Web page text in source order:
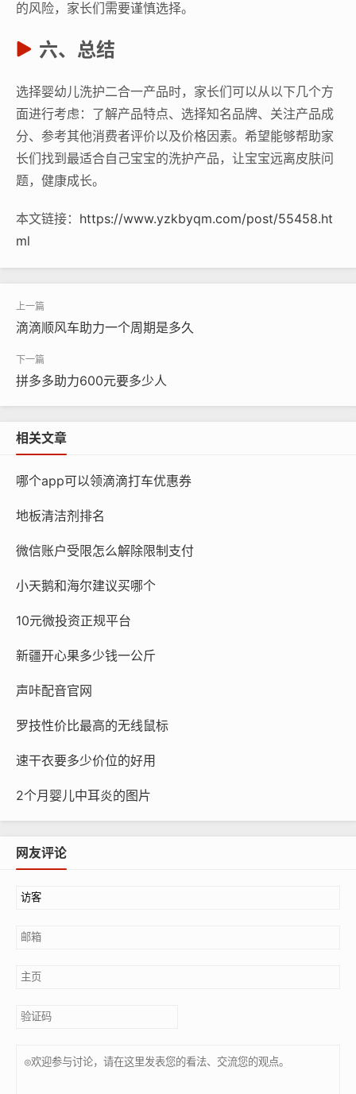
的风险，家长们需要谨慎选择。
六、总结
选择婴幼儿洗护二合一产品时，家长们可以从以下几个方
面进行考虑：了解产品特点、选择知名品牌、关注产品成
分、参考其他消费者评价以及价格因素。希望能够帮助家
长们找到最适合自己宝宝的洗护产品，让宝宝远离皮肤问
题，健康成长。
本文链接： https://www.yzkbyqm.com/post/55458.ht
ml
滴滴顺风车助力一个周期是多久
拼多多助力600元要多少人
相关文章
哪个app可以领滴滴打车优惠券
地板清洁剂排名
微信账户受限怎么解除限制支付
小天鹅和海尔建议买哪个
10元微投资正规平台
新疆开心果多少钱一公斤
声咔配音官网
罗技性价比最高的无线鼠标
速干衣要多少价位的好用
2个月婴儿中耳炎的图片
网友评论